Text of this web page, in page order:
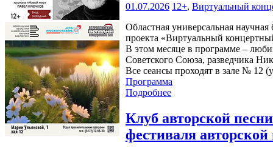
01.07.2026 12+, Виртуальный
Областная универсальная
проекта «Виртуальный
В этом месяце в программе –
Советского Союза, разведчика
Все сеансы проходят в зале № 12
Программа
Подробнее
Клуб авторской
фестиваля